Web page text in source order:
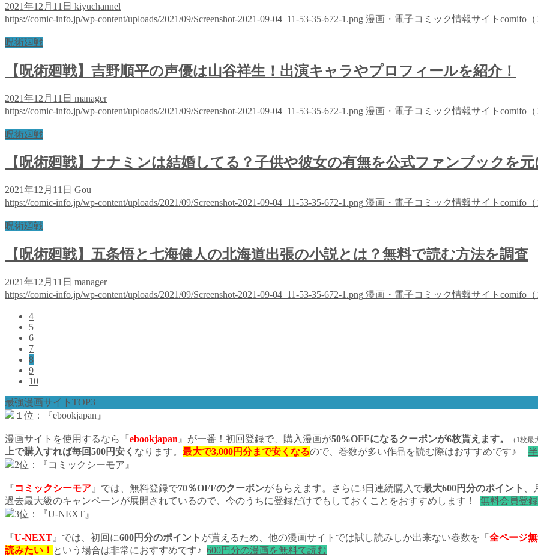
2021年12月11日 kiyuchannel
https://comic-info.jp/wp-content/uploads/2021/09/Screenshot-2021-09-04_11-53-35-672-1.png 漫画・電子コミック情報サイトcomifo（
呪術廻戦
【呪術廻戦】吉野順平の声優は山谷祥生！出演キャラやプロフィールを紹介！
2021年12月11日 manager
https://comic-info.jp/wp-content/uploads/2021/09/Screenshot-2021-09-04_11-53-35-672-1.png 漫画・電子コミック情報サイトcomifo（
呪術廻戦
【呪術廻戦】ナナミンは結婚してる？子供や彼女の有無を公式ファンブックを
2021年12月11日 Gou
https://comic-info.jp/wp-content/uploads/2021/09/Screenshot-2021-09-04_11-53-35-672-1.png 漫画・電子コミック情報サイトcomifo（
呪術廻戦
【呪術廻戦】五条悟と七海健人の北海道出張の小説とは？無料で読む方法を調査
2021年12月11日 manager
https://comic-info.jp/wp-content/uploads/2021/09/Screenshot-2021-09-04_11-53-35-672-1.png 漫画・電子コミック情報サイトcomifo（
4
5
6
7
8
9
10
最強漫画サイトTOP3
１位：『ebookjapan』
漫画サイトを使用するなら『ebookjapan 』が一番！初回登録で、購入漫画が50%OFFになるクーポンが6枚貰えます。 （1枚最
上で購入すれば毎回500円安く なります。 最大で3,000円分まで安くなるので、巻数が多い作品を読む際はおすすめです♪
2位：『コミックシーモア』
『コミックシーモア 』では、無料登録で70％OFFのクーポンがもらえます。さらに3日連続購入で最大600円分のポイント
過去最大級のキャンペーンが展開されているので、今のうちに登録だけでもしておくことをおすすめします！
無料会員登
3位：『U-NEXT』
『U-NEXT 』では、初回に600円分のポイント が貰えるため、他の漫画サイトでは試し読みしか出来ない巻数を「 全ページ
読みたい！ という場合は非常におすすめです♪ 600円分の漫画を無料で読む